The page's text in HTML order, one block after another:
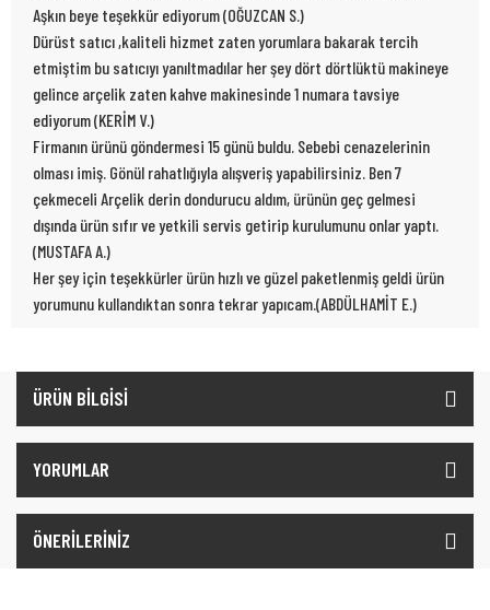
Aşkın beye teşekkür ediyorum (OĞUZCAN S.)
Dürüst satıcı ,kaliteli hizmet zaten yorumlara bakarak tercih
etmiştim bu satıcıyı yanıltmadılar her şey dört dörtlüktü makineye
gelince arçelik zaten kahve makinesinde 1 numara tavsiye
ediyorum (KERİM V.)
Firmanın ürünü göndermesi 15 günü buldu. Sebebi cenazelerinin
olması imiş. Gönül rahatlığıyla alışveriş yapabilirsiniz. Ben 7
çekmeceli Arçelik derin dondurucu aldım, ürünün geç gelmesi
dışında ürün sıfır ve yetkili servis getirip kurulumunu onlar yaptı.
(MUSTAFA A.)
Her şey için teşekkürler ürün hızlı ve güzel paketlenmiş geldi ürün
yorumunu kullandıktan sonra tekrar yapıcam.(ABDÜLHAMİT E.)
ÜRÜN BİLGİSİ
YORUMLAR
ÖNERİLERİNİZ